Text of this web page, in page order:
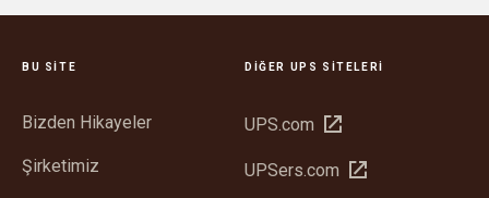
BU SITE
Bizden Hikayeler
Şirketimiz
DIĞER UPS SITELERI
UPS.com Yeni
aç
UPSers.com Yeni